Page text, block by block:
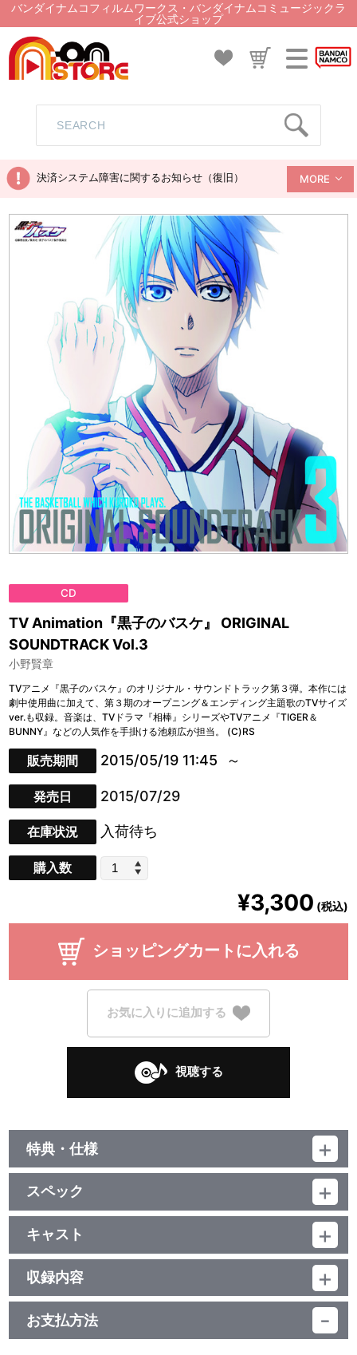
バンダイナムコフィルムワークス・バンダイナムコミュージックラ
イブ公式ショップ
決済システム障害に関するお知らせ（復旧） MORE
CD
TV Animation『黒子のバスケ』 ORIGINAL
SOUNDTRACK Vol.3
小野賢章
TVアニメ『黒子のバスケ』のオリジナル・サウンドトラック第３弾。本作には
劇中使用曲に加えて、第３期のオープニング＆エンディング主題歌のTVサイズ
ver.も収録。音楽は、TVドラマ『相棒』シリーズやTVアニメ『TIGER＆
BUNNY』などの人気作を手掛ける池頼広が担当。 (C)RS
販売期間 2015/05/19 11:45
発売日 2015/07/29
在庫状況 入荷待ち
購入数
¥3,300 (税込)
ショッピングカートに入れる
お気に入りに追加する
視聴する
特典・仕様
他、仕様
描き下ろしジャケット
スペック
品番：LACA-9412
ジャンル：国内アニメ音楽
アルバム／106分
キャスト
池頼広(音楽)/GRANRODEO/Fo’xTails/小野賢章/SCREEN
mode/OLDCODEX
収録内容
お支払方法